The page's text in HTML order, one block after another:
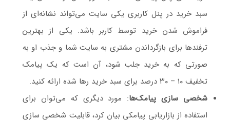
سبد خرید در پنل کاربری یکی سایت می‌تواند نشانه‌ای از
فراموش شدن خرید توسط کاربر باشد. یکی از بهترین
ترفندها برای بازگرداندن مشتری به سایت شما و جذب او به
صورتی که به خرید جلب شود، آن است که یک پیامک
تخفیف ۱۰ – ۳۰ درصد برای سبد خرید رها شده ارائه کنید.
شخصی سازی پیامک‌ها: مورد دیگری که می‌توان برای
استفاده از بازاریابی پیامکی بیان کرد، قابلیت شخصی سازی